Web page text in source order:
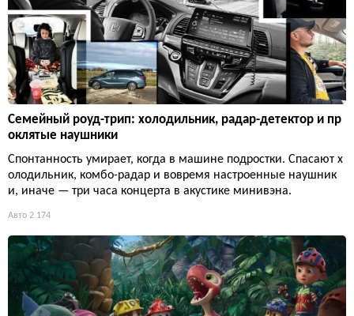
Семейный роуд-трип: холодильник, радар-детектор и пр
оклятые наушники
Спонтанность умирает, когда в машине подростки. Спасают х
олодильник, комбо-радар и вовремя настроенные наушник
и, иначе — три часа концерта в акустике минивэна.
Авто 2 174